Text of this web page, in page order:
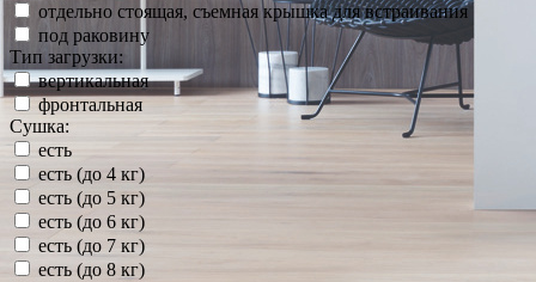
отдельно стоящая, съемная крышка для встраивания
под раковину
Тип загрузки:
вертикальная
фронтальная
Сушка:
есть
есть (до 4 кг)
есть (до 5 кг)
есть (до 6 кг)
есть (до 7 кг)
есть (до 8 кг)